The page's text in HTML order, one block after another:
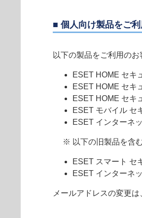
■ 個人向け製品をご
以下の製品をご利用のお
ESET HOME セキ
ESET HOME セキ
ESET HOME セキ
ESET モバイル セ
ESET インターネ
※ 以下の旧製品を含む
ESET スマート セ
ESET インターネ
メールアドレスの変更